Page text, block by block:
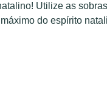
Utilize as sobras
do espírito